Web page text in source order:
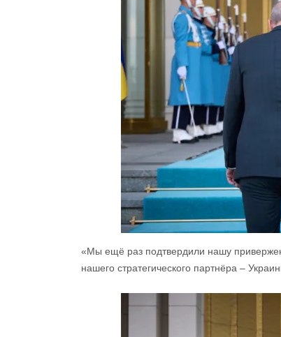
«Мы ещё раз подтвердили нашу
нашего стратегического партнёра –